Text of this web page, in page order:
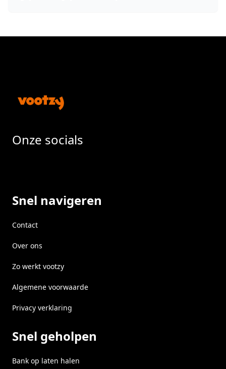
Onze socials
Snel navigeren
Contact
Over ons
Zo werkt vootzy
Algemene voorwaarde
Privacy verklaring
Snel geholpen
Bank op laten halen